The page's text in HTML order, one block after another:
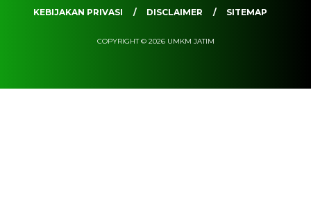
KEBIJAKAN PRIVASI
DISCLAIMER SITEMAP
COPYRIGHT © 2026 UMKM JATIM